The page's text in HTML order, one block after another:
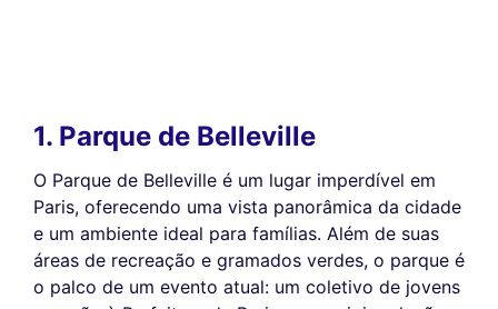
1. Parque de Belleville
O Parque de Belleville é um lugar imperdível em
Paris, oferecendo uma vista panorâmica da cidade
e um ambiente ideal para famílias. Além de suas
áreas de recreação e gramados verdes, o parque é
o palco de um evento atual: um coletivo de jovens